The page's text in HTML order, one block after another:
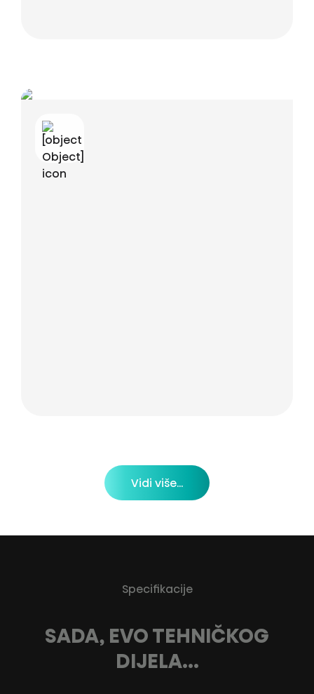
Vidi više...
Specifikacije
SADA, EVO TEHNIČKOG
DIJELA...